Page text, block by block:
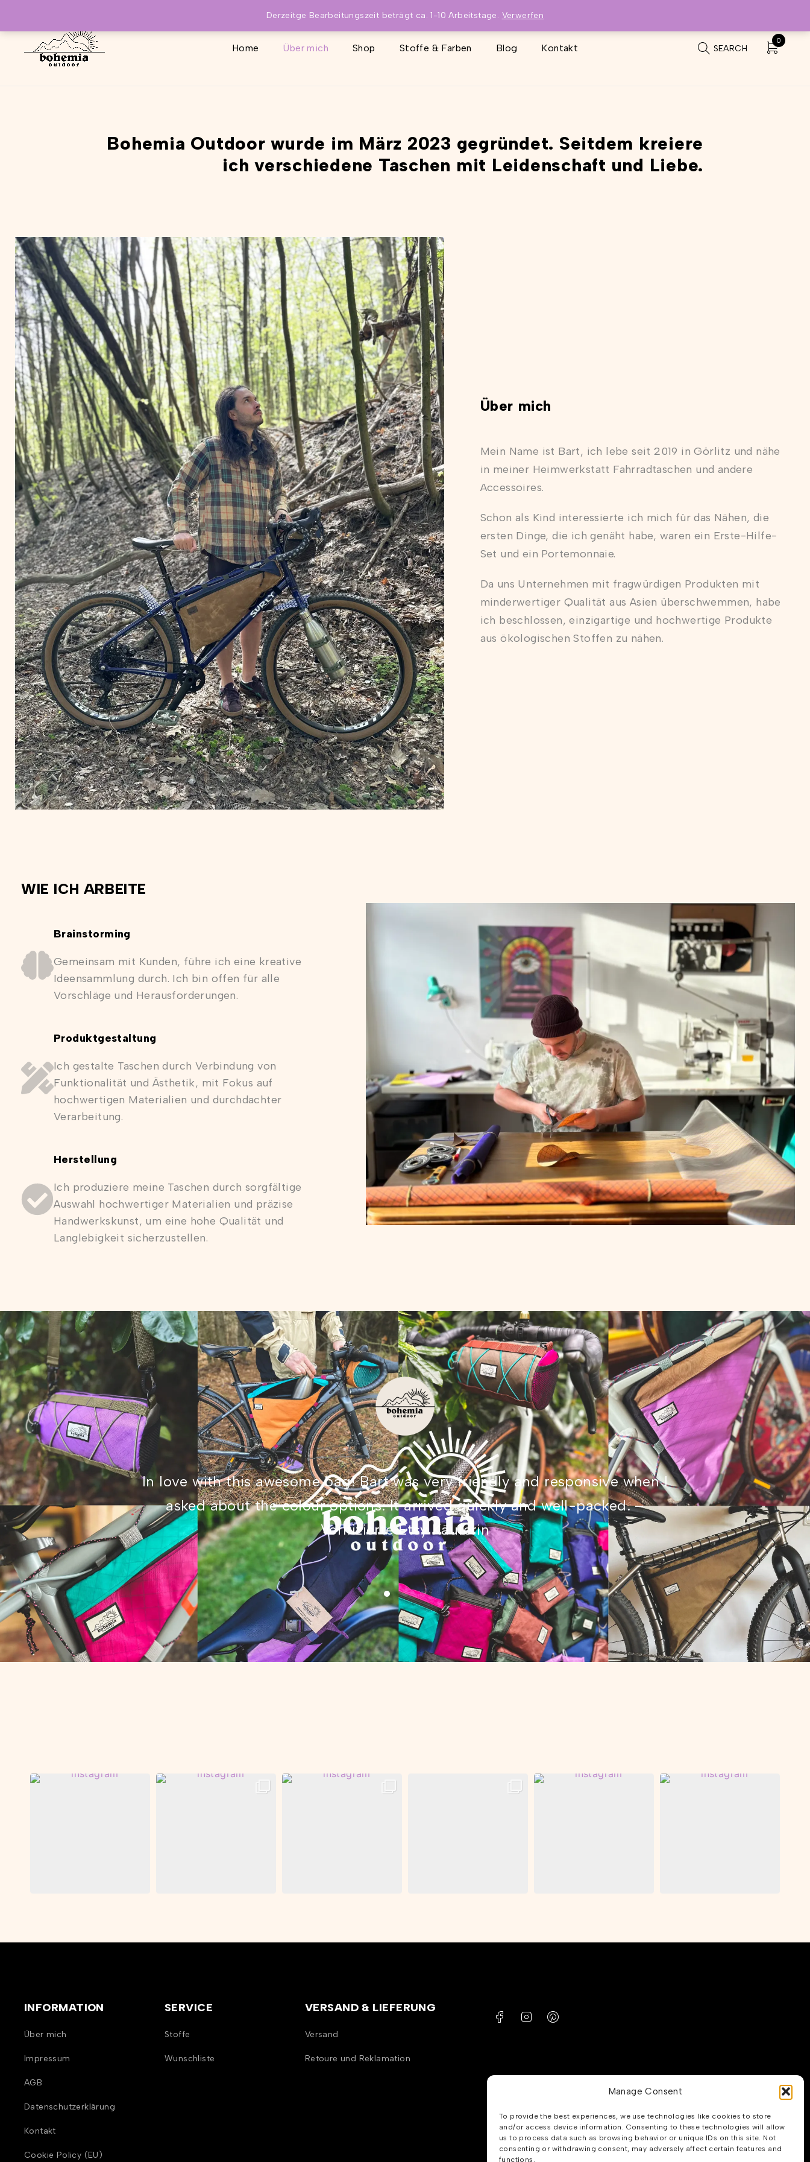
Manage Consent
To provide the best experiences, we use technologies like cookies to store
and/or access device information. Consenting to these technologies will allow
us to process data such as browsing behavior or unique IDs on this site. Not
consenting or withdrawing consent, may adversely affect certain features and
functions.
Derzeitge Bearbeitungszeit beträgt ca. 1-10 Arbeitstage. Verwerfen
Home Über mich Shop Stoffe & Farben Blog Kontakt SEARCH
0
Bohemia Outdoor wurde im März 2023 gegründet. Seitdem kreiere
ich verschiedene Taschen mit Leidenschaft und Liebe.
Über mich
Mein Name ist Bart, ich lebe seit 2019 in Görlitz und nähe
in meiner Heimwerkstatt Fahrradtaschen und andere
Accessoires.
Schon als Kind interessierte ich mich für das Nähen, die
ersten Dinge, die ich genäht habe, waren ein Erste-Hilfe-
Set und ein Portemonnaie.
Da uns Unternehmen mit fragwürdigen Produkten mit
minderwertiger Qualität aus Asien überschwemmen, habe
ich beschlossen, einzigartige und hochwertige Produkte
aus ökologischen Stoffen zu nähen.
WIE ICH ARBEITE
Brainstorming
Gemeinsam mit Kunden, führe ich eine kreative
Ideensammlung durch. Ich bin offen für alle
Vorschläge und Herausforderungen.
Produktgestaltung
Ich gestalte Taschen durch Verbindung von
Funktionalität und Ästhetik, mit Fokus auf
hochwertigen Materialien und durchdachter
Verarbeitung.
Herstellung
Ich produziere meine Taschen durch sorgfältige
Auswahl hochwertiger Materialien und präzise
Handwerkskunst, um eine hohe Qualität und
Langlebigkeit sicherzustellen.
In love with this awesome bag! Bart was very friendly and responsive when I
asked about the colour options. It arrived quickly and well-packed. –
Verifizierte Etsy Käuferin
INFORMATION
Über mich
Impressum
AGB
Datenschutzerklärung
Kontakt
Cookie Policy (EU)
SERVICE
Stoffe
Wunschliste
VERSAND & LIEFERUNG
Versand
Retoure und Reklamation